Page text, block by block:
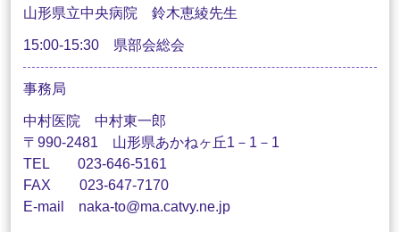
山形県立中央病院 鈴木恵綾先生
15:00-15:30 県部会総会
事務局
中村医院 中村東一郎
〒990-2481 山形県あかねヶ丘1－1－1
TEL 023-646-5161
FAX 023-647-7170
E-mail naka-to@ma.catvy.ne.jp